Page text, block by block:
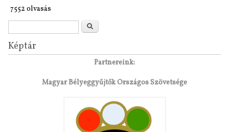
7552 olvasás
Keresés
Képtár
Partnereink:
Magyar Bélyeggyűjtők Országos Szövetsége